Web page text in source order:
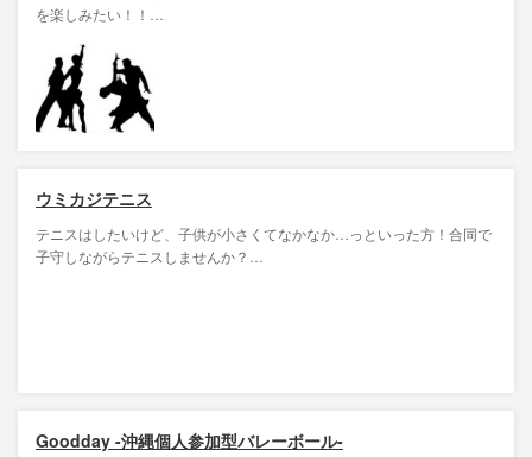
を楽しみたい！！…
ウミカジテニス
テニスはしたいけど、子供が小さくてなかなか…っといった方！合同で
子守しながらテニスしませんか？…
Goodday -沖縄個人参加型バレーボール-